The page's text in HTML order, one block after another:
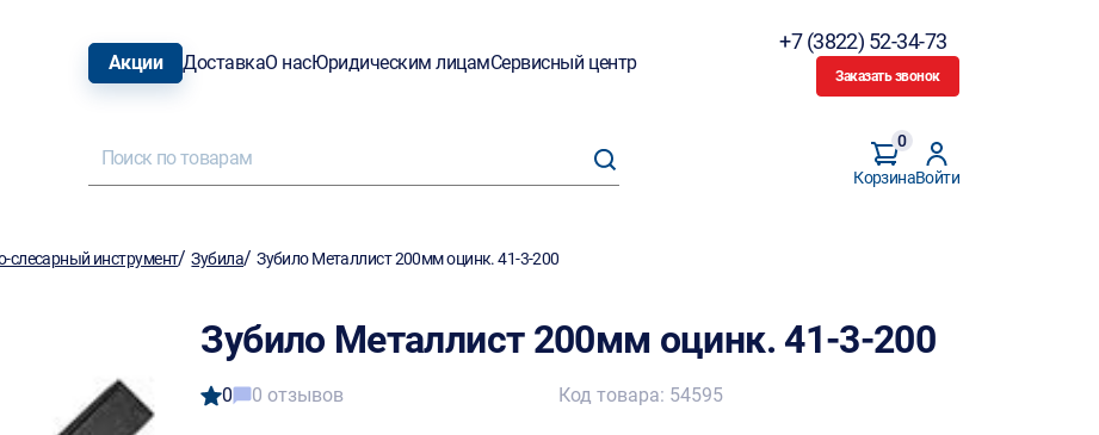
Акции ДоставкаО насЮридическим лицамСервисный центр
+7 (3822) 52-34-73
Заказать звонок
Корзина
0
Войти
слесарный инструмент/Зубила/Зубило Металлист 200мм оцинк. 41-3-200
Зубило Металлист 200мм оцинк. 41-3-200
0 0 отзывов Код товара: 54595